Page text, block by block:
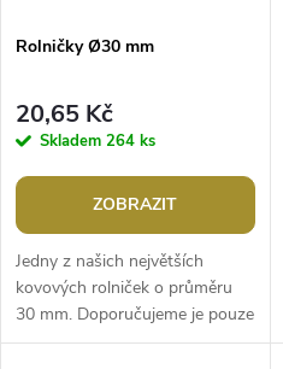
p
r
o
d
u
s
p
r
o
d
u
Rolničky Ø30 mm
20,65 Kč
Skladem 264 ks
ZOBRAZIT
Jedny z našich největších
kovových rolniček o průměru
30 mm. Doporučujeme je pouze
k dekoračním účelům. Rolničky